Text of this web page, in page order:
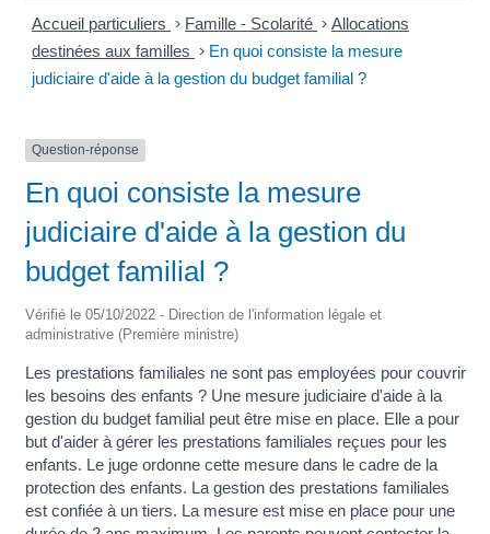
Accueil particuliers > Famille - Scolarité > Allocations
destinées aux familles > En quoi consiste la mesure
judiciaire d'aide à la gestion du budget familial ?
Question-réponse
En quoi consiste la mesure
judiciaire d'aide à la gestion du
budget familial ?
Vérifié le 05/10/2022 - Direction de l'information légale et
administrative (Première ministre)
Les prestations familiales ne sont pas employées pour couvrir
les besoins des enfants ? Une mesure judiciaire d'aide à la
gestion du budget familial peut être mise en place. Elle a pour
but d'aider à gérer les prestations familiales reçues pour les
enfants. Le juge ordonne cette mesure dans le cadre de la
protection des enfants. La gestion des prestations familiales
est confiée à un tiers. La mesure est mise en place pour une